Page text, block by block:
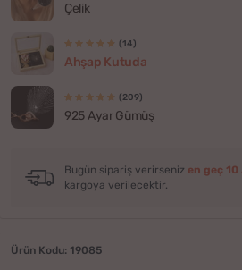
Çelik
(14)
Ahşap Kutuda
(209)
925 Ayar Gümüş
Bugün sipariş verirseniz en geç
kargoya verilecektir.
Ürün Kodu: 19085